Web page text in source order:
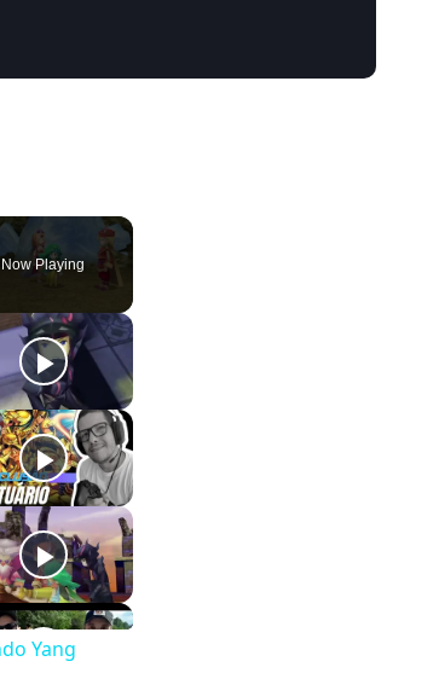
Now Playing
Yang